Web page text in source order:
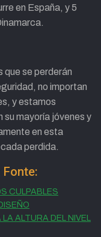
en España, y 5
que se perderán
no importan
y estamos
su mayoría jóvenes y
en esta
perdida.
CULPABLES
ALTURA DEL NIVEL